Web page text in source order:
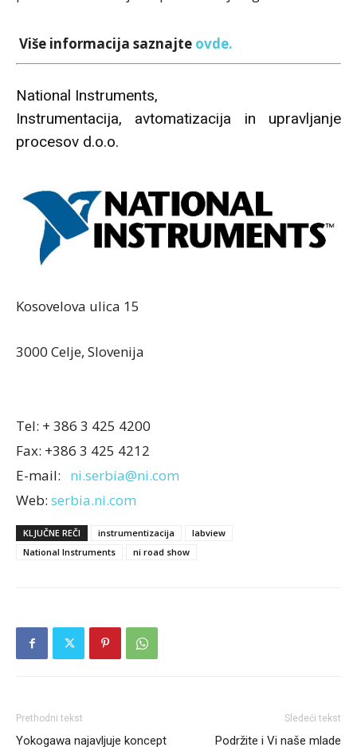
Više informacija saznajte ovde.
National Instruments,
Instrumentacija, avtomatizacija in upravljanje
procesov d.o.o.
Kosovelova ulica 15
3000 Celje, Slovenija
Tel: + 386 3 425 4200
Fax: +386 3 425 4212
E-mail:
ni.serbia@ni.com
Web: serbia.ni.com
KLJUČNE REČI instrumentizacija
labview
National Instruments
ni road show
Prethodni tekst
Yokogawa najavljuje koncept
Sledeći tekst
Podržite i Vi naše mlade